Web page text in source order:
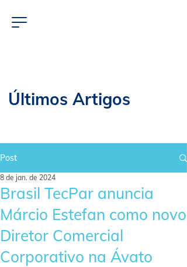
Últimos Artigos
Post
Brasil TecPar anuncia
Márcio Estefan como novo
Diretor Comercial
Corporativo na Ávato
8 de jan. de 2024